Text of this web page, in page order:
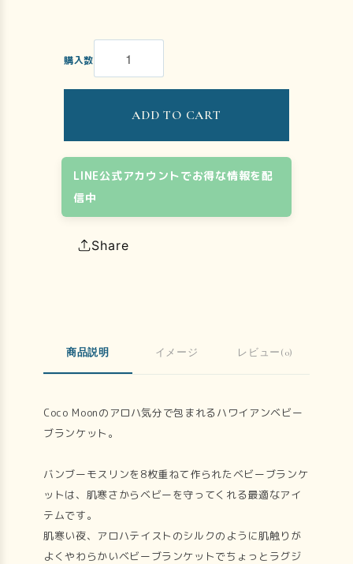
購入数
ADD TO CART
LINE公式アカウントでお得な情報を配
信中
Share
商品説明 イメージ レビュー(0)
Coco Moonのアロハ気分で包まれるハワイアンベビー
ブランケット。
バンブーモスリンを8枚重ねて作られたベビーブランケ
ットは、肌寒さからベビーを守ってくれる最適なアイ
テムです。
肌寒い夜、アロハテイストのシルクのように肌触りが
よくやわらかいベビーブランケットでちょっとラグジ